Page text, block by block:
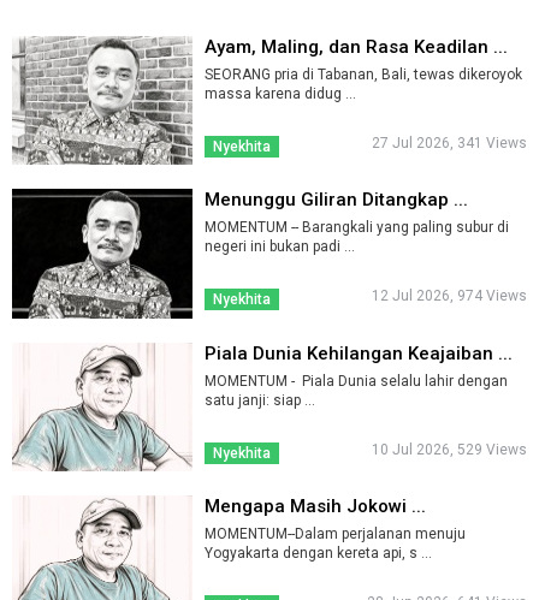
Ayam, Maling, dan Rasa Keadilan ...
SEORANG pria di Tabanan, Bali, tewas dikeroyok
massa karena didug ...
Nyekhita 27 Jul 2026, 341 Views
Menunggu Giliran Ditangkap ...
MOMENTUM -- Barangkali yang paling subur di
negeri ini bukan padi ...
Nyekhita 12 Jul 2026, 974 Views
Piala Dunia Kehilangan Keajaiban ...
MOMENTUM - Piala Dunia selalu lahir dengan
satu janji: siap ...
Nyekhita 10 Jul 2026, 529 Views
Mengapa Masih Jokowi ...
MOMENTUM--Dalam perjalanan menuju
Yogyakarta dengan kereta api, s ...